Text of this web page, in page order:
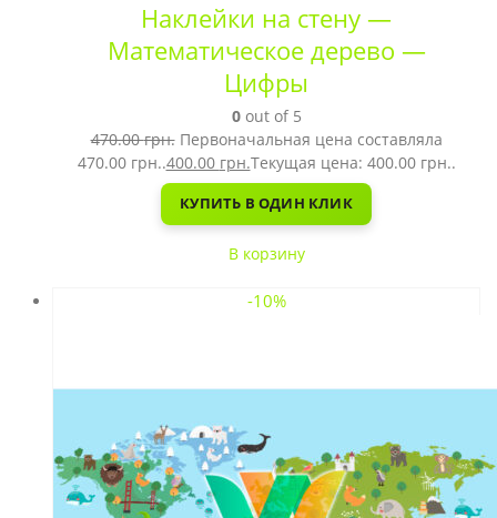
Наклейки на стену —
Математическое дерево —
Цифры
0out of 5
470.00грн. Первоначальная цена составляла
470.00 грн..400.00 грн.Текущая цена: 400.00 грн..
КУПИТЬ В ОДИН КЛИК
В корзину
-10%